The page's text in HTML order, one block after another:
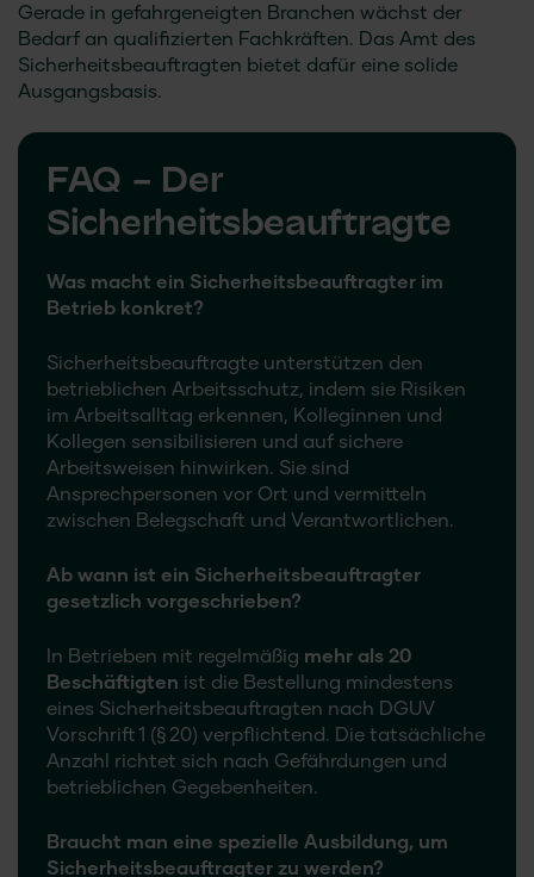
Gerade in gefahrgeneigten Branchen wächst der
Bedarf an qualifizierten Fachkräften. Das Amt des
Sicherheitsbeauftragten bietet dafür eine solide
Ausgangsbasis.
FAQ – Der
Sicherheitsbeauftragte
Was macht ein Sicherheitsbeauftragter im
Betrieb konkret?
Sicherheitsbeauftragte unterstützen den
betrieblichen Arbeitsschutz, indem sie Risiken
im Arbeitsalltag erkennen, Kolleginnen und
Kollegen sensibilisieren und auf sichere
Arbeitsweisen hinwirken. Sie sind
Ansprechpersonen vor Ort und vermitteln
zwischen Belegschaft und Verantwortlichen.
Ab wann ist ein Sicherheitsbeauftragter
gesetzlich vorgeschrieben?
In Betrieben mit regelmäßig mehr als 20
Beschäftigten ist die Bestellung mindestens
eines Sicherheitsbeauftragten nach DGUV
Vorschrift 1 (§ 20) verpflichtend. Die tatsächliche
Anzahl richtet sich nach Gefährdungen und
betrieblichen Gegebenheiten.
Braucht man eine spezielle Ausbildung, um
Sicherheitsbeauftragter zu werden?